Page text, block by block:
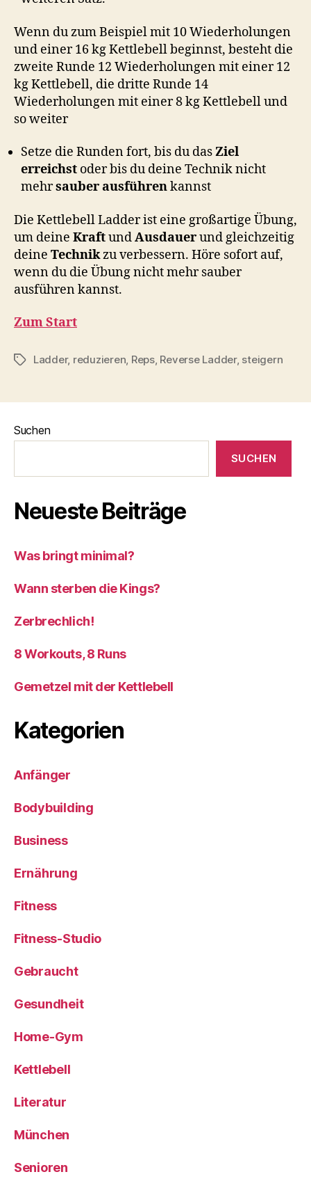
Wenn du zum Beispiel mit 10 Wiederholungen
und einer 16 kg Kettlebell beginnst, besteht die
zweite Runde 12 Wiederholungen mit einer 12
kg Kettlebell, die dritte Runde 14
Wiederholungen mit einer 8 kg Kettlebell und
so weiter
Setze die Runden fort, bis du dasZiel
erreichst oder bis du deine Technik nicht
mehrsauber ausführenkannst
Die Kettlebell Ladder ist eine großartige Übung,
um deine KraftundAusdauerund gleichzeitig
deine Technikzu verbessern. Höre sofort auf,
wenn du die Übung nicht mehr sauber
ausführen kannst.
Zum Start
Schlagwörter
Ladder, reduzieren, Reps, Reverse Ladder, steigern
Suchen
SUCHEN
Neueste Beiträge
Was bringt minimal?
Wann sterben die Kings?
Zerbrechlich!
8 Workouts, 8 Runs
Gemetzel mit der Kettlebell
Kategorien
Anfänger
Bodybuilding
Business
Ernährung
Fitness
Fitness-Studio
Gebraucht
Gesundheit
Home-Gym
Kettlebell
Literatur
München
Senioren